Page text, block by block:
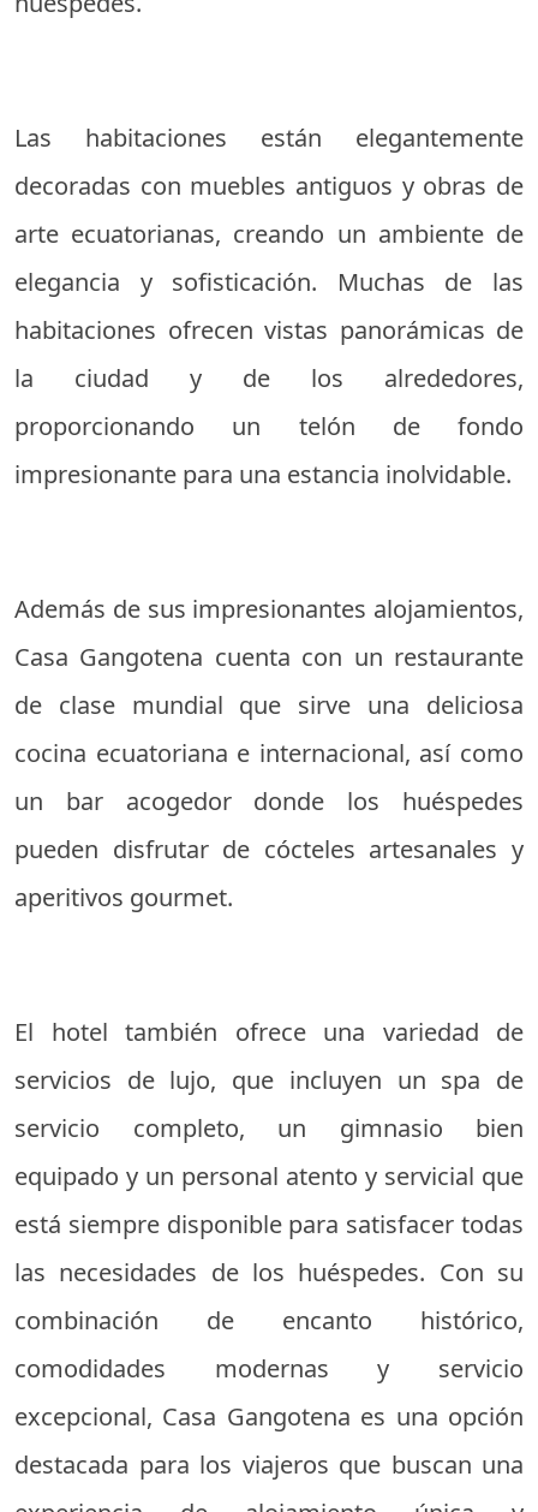
Las habitaciones están elegantemente
decoradas con muebles antiguos y obras de
arte ecuatorianas, creando un ambiente de
elegancia y sofisticación. Muchas de las
habitaciones ofrecen vistas panorámicas de
la ciudad y de los alrededores,
proporcionando un telón de fondo
impresionante para una estancia inolvidable.
Además de sus impresionantes alojamientos,
Casa Gangotena cuenta con un restaurante
de clase mundial que sirve una deliciosa
cocina ecuatoriana e internacional, así como
un bar acogedor donde los huéspedes
pueden disfrutar de cócteles artesanales y
aperitivos gourmet.
El hotel también ofrece una variedad de
servicios de lujo, que incluyen un spa de
servicio completo, un gimnasio bien
equipado y un personal atento y servicial que
está siempre disponible para satisfacer todas
las necesidades de los huéspedes. Con su
combinación de encanto histórico,
comodidades modernas y servicio
excepcional, Casa Gangotena es una opción
destacada para los viajeros que buscan una